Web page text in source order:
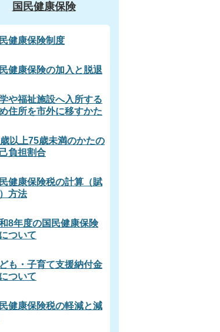
国民健康保険
健康保険制度
健康保険の加入と脱退
や福祉施設へ入所する
住所を市外に移すかた
以上75歳未満のかたの
負担割合
健康保険税の計算（賦
方法
8年度の国民健康保険
ついて
も・子育て支援納付金
ついて
健康保険税の軽減と減